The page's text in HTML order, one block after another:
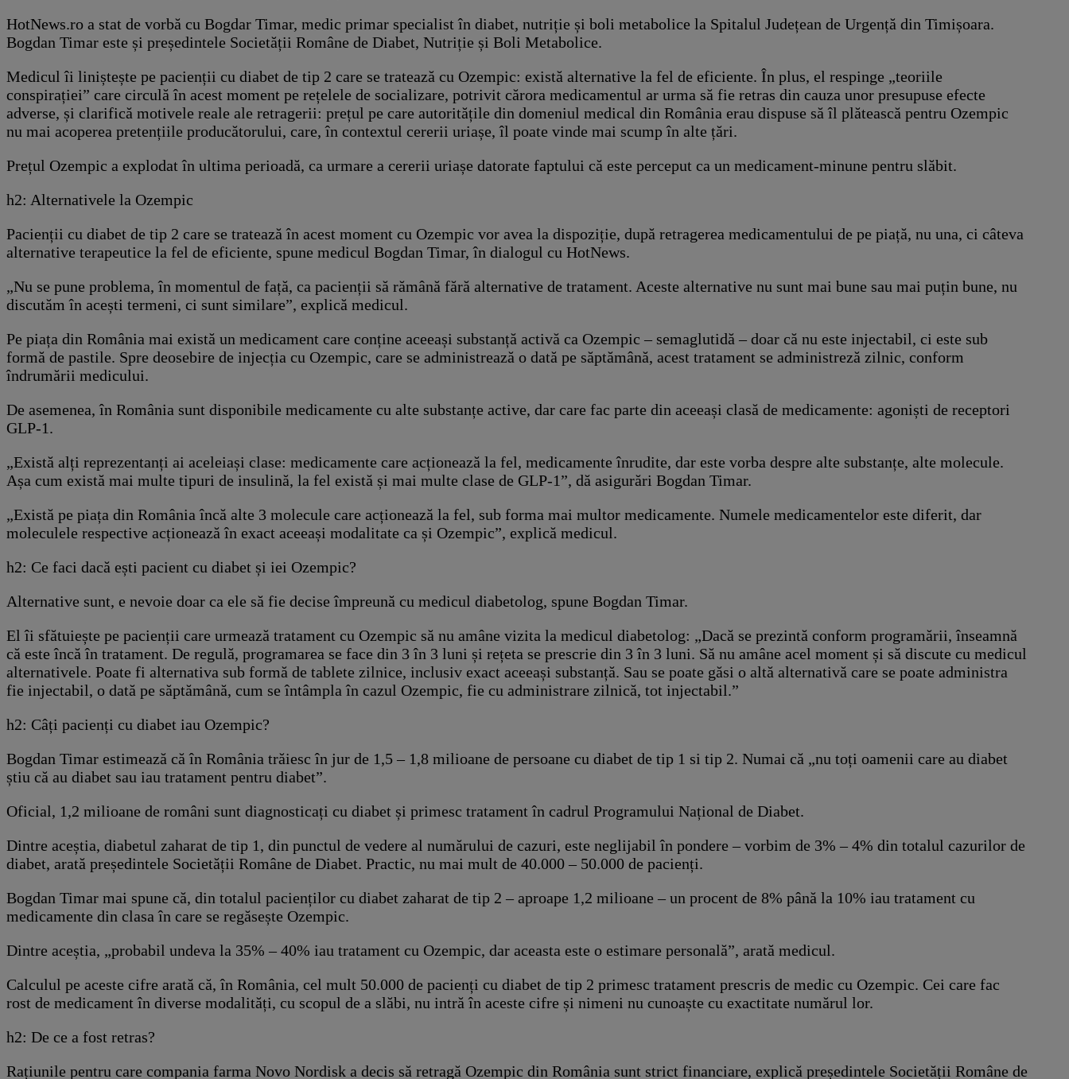
HotNews.ro a stat de vorbă cu Bogdar Timar, medic primar specialist în diabet, nutriție și boli metabolice la Spitalul Județean de Urgență din Timișoara.
Bogdan Timar este și președintele Societății Române de Diabet, Nutriție și Boli Metabolice.
Medicul îi liniștește pe pacienții cu diabet de tip 2 care se tratează cu Ozempic: există alternative la fel de eficiente. În plus, el respinge „teoriile
conspirației” care circulă în acest moment pe rețelele de socializare, potrivit cărora medicamentul ar urma să fie retras din cauza unor presupuse efecte
adverse, și clarifică motivele reale ale retragerii: prețul pe care autoritățile din domeniul medical din România erau dispuse să îl plătească pentru Ozempic
nu mai acoperea pretențiile producătorului, care, în contextul cererii uriașe, îl poate vinde mai scump în alte țări.
Prețul Ozempic a explodat în ultima perioadă, ca urmare a cererii uriașe datorate faptului că este perceput ca un medicament-minune pentru slăbit.
h2: Alternativele la Ozempic
Pacienții cu diabet de tip 2 care se tratează în acest moment cu Ozempic vor avea la dispoziție, după retragerea medicamentului de pe piață, nu una, ci câteva
alternative terapeutice la fel de eficiente, spune medicul Bogdan Timar, în dialogul cu HotNews.
„Nu se pune problema, în momentul de față, ca pacienții să rămână fără alternative de tratament. Aceste alternative nu sunt mai bune sau mai puțin bune, nu
discutăm în acești termeni, ci sunt similare”, explică medicul.
Pe piața din România mai există un medicament care conține aceeași substanță activă ca Ozempic – semaglutidă – doar că nu este injectabil, ci este sub
formă de pastile. Spre deosebire de injecția cu Ozempic, care se administrează o dată pe săptămână, acest tratament se administreză zilnic, conform
îndrumării medicului.
De asemenea, în România sunt disponibile medicamente cu alte substanțe active, dar care fac parte din aceeași clasă de medicamente: agoniști de receptori
GLP-1.
„Există alți reprezentanți ai aceleiași clase: medicamente care acționează la fel, medicamente înrudite, dar este vorba despre alte substanțe, alte molecule.
Așa cum există mai multe tipuri de insulină, la fel există și mai multe clase de GLP-1”, dă asigurări Bogdan Timar.
„Există pe piața din România încă alte 3 molecule care acționează la fel, sub forma mai multor medicamente. Numele medicamentelor este diferit, dar
moleculele respective acționează în exact aceeași modalitate ca și Ozempic”, explică medicul.
h2: Ce faci dacă ești pacient cu diabet și iei Ozempic?
Alternative sunt, e nevoie doar ca ele să fie decise împreună cu medicul diabetolog, spune Bogdan Timar.
El îi sfătuiește pe pacienții care urmează tratament cu Ozempic să nu amâne vizita la medicul diabetolog: „Dacă se prezintă conform programării, înseamnă
că este încă în tratament. De regulă, programarea se face din 3 în 3 luni și rețeta se prescrie din 3 în 3 luni. Să nu amâne acel moment și să discute cu medicul
alternativele. Poate fi alternativa sub formă de tablete zilnice, inclusiv exact aceeași substanță. Sau se poate găsi o altă alternativă care se poate administra
fie injectabil, o dată pe săptămână, cum se întâmpla în cazul Ozempic, fie cu administrare zilnică, tot injectabil.”
h2: Câți pacienți cu diabet iau Ozempic?
Bogdan Timar estimează că în România trăiesc în jur de 1,5 – 1,8 milioane de persoane cu diabet de tip 1 si tip 2. Numai că „nu toți oamenii care au diabet
știu că au diabet sau iau tratament pentru diabet”.
Oficial, 1,2 milioane de români sunt diagnosticați cu diabet și primesc tratament în cadrul Programului Național de Diabet.
Dintre aceștia, diabetul zaharat de tip 1, din punctul de vedere al numărului de cazuri, este neglijabil în pondere – vorbim de 3% – 4% din totalul cazurilor de
diabet, arată președintele Societății Române de Diabet. Practic, nu mai mult de 40.000 – 50.000 de pacienți.
Bogdan Timar mai spune că, din totalul pacienților cu diabet zaharat de tip 2 – aproape 1,2 milioane – un procent de 8% până la 10% iau tratament cu
medicamente din clasa în care se regăsește Ozempic.
Dintre aceștia, „probabil undeva la 35% – 40% iau tratament cu Ozempic, dar aceasta este o estimare personală”, arată medicul.
Calculul pe aceste cifre arată că, în România, cel mult 50.000 de pacienți cu diabet de tip 2 primesc tratament prescris de medic cu Ozempic. Cei care fac
rost de medicament în diverse modalități, cu scopul de a slăbi, nu intră în aceste cifre și nimeni nu cunoaște cu exactitate numărul lor.
h2: De ce a fost retras?
Rațiunile pentru care compania farma Novo Nordisk a decis să retragă Ozempic din România sunt strict financiare, explică președintele Societății Române de